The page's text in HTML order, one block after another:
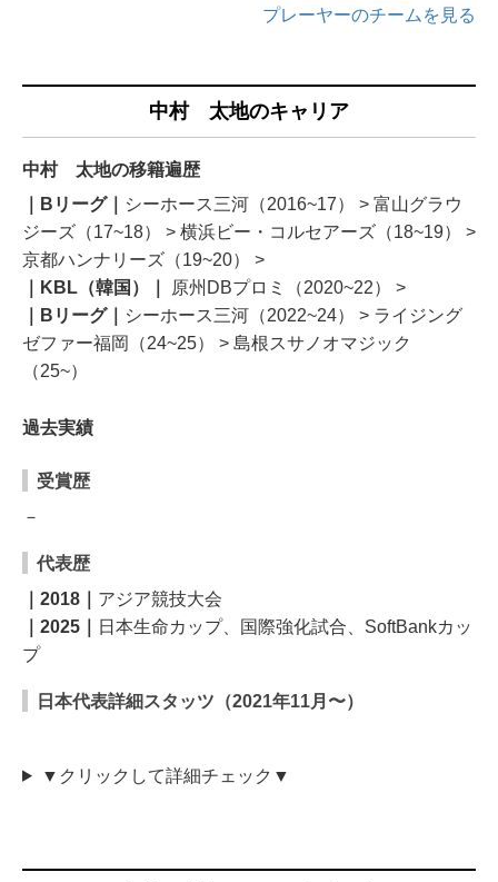
プレーヤーのチームを見る
中村 太地のキャリア
中村 太地の移籍遍歴
｜Bリーグ｜
シーホース三河（2016~17） > 富山グラウ
ジーズ（17~18） > 横浜ビー・コルセアーズ（18~19） >
京都ハンナリーズ（19~20） >
｜KBL（韓国）｜
原州DBプロミ（2020~22） >
｜Bリーグ｜
シーホース三河（2022~24） > ライジング
ゼファー福岡（24~25） > 島根スサノオマジック
（25~）
過去実績
受賞歴
－
代表歴
｜2018｜ アジア競技大会
｜2025｜
日本生命カップ、国際強化試合、SoftBankカッ
プ
日本代表詳細スタッツ（2021年11月〜）
▼クリックして詳細チェック▼